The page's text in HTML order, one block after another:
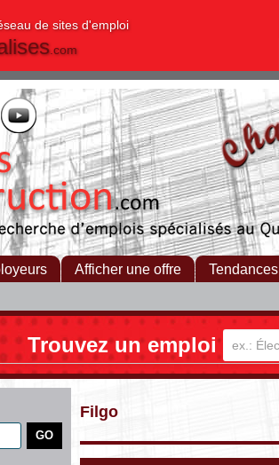
de sites d'emploi
.com
Afficher une offre Tendances
Trouvez un emploi
Filgo